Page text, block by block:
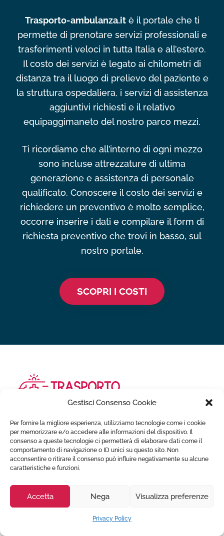
Gestisci Consenso Cookie
Per fornire la migliore esperienza, utilizziamo tecnologie come i cookie
per memorizzare e/o accedere alle informazioni del dispositivo. Il
consenso a queste tecnologie ci permetterà di elaborare dati come il
comportamento di navigazione o ID unici su questo sito. Non
acconsentire o ritirare il consenso può influire negativamente su alcune
caratteristiche e funzioni.
Accetta Nega Visualizza preferenze
Privacy Policy
Trasporto-ambulanza.itè il portale che ti
permette di prenotare servizi professionali e
trasferimenti veloci in tutta Italia e all’estero.
Il costo dei servizi è legato ai chilometri di
distanza tra il luogo di prelievo del paziente e
la struttura ospedaliera, i servizi di assistenza
aggiuntivi richiesti e il relativo
equipaggimaneto del nostro parco mezzi.
Ti ricordiamo che all’interno di ogni mezzo
sono incluse attrezzature di ultima
generazione e assistenza di personale
qualificato. Conoscere il costo dei servizi e
richiedere un preventivo è molto semplice,
occorre inserire i dati e compilare il form di
richiesta preventivo che trovi in basso, sul
nostro portale.
SCOPRI I COSTI
Trasporto ambulanza privata offre servizi di trasporto per
invalidi ed infermi h24, in Italia e all'estero. Puoi
richiedere uno dei nostri mezzi di assistenza
professionale per il trasporto di infermi ed anziani,
pazienti disabili o persone dimesse dalle strutture
Servizi Ambulanza